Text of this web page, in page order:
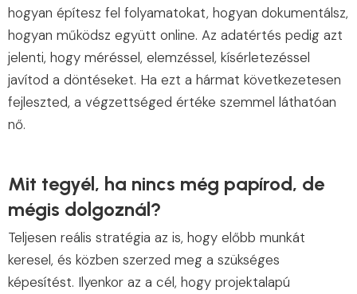
hogyan építesz fel folyamatokat, hogyan dokumentálsz,
hogyan működsz együtt online. Az adatértés pedig azt
jelenti, hogy méréssel, elemzéssel, kísérletezéssel
javítod a döntéseket. Ha ezt a hármat következetesen
fejleszted, a végzettséged értéke szemmel láthatóan
nő.
Mit tegyél, ha nincs még papírod, de
mégis dolgoznál?
Teljesen reális stratégia az is, hogy előbb munkát
keresel, és közben szerzed meg a szükséges
képesítést. Ilyenkor az a cél, hogy projektalapú